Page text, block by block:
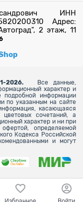
ИНН
Адрес:
2 этаж, 11
2026.
Все данные,
характер и
подробной информации
по указанным на сайте
касающаяся
цветовых сочетаний, а
характер и ни при
определяемой
Кодекса Российской
и могут